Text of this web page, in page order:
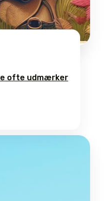
ofte udmærker